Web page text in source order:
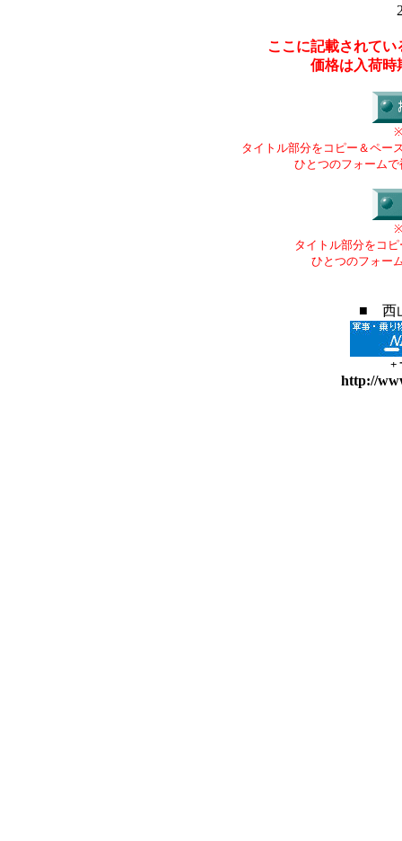
ここに記載されて
価格は入荷時
タイトル部分をコピー＆ペー
ひとつのフォーム
タイトル部分をコ
ひとつのフォー
■ 西
+
http://